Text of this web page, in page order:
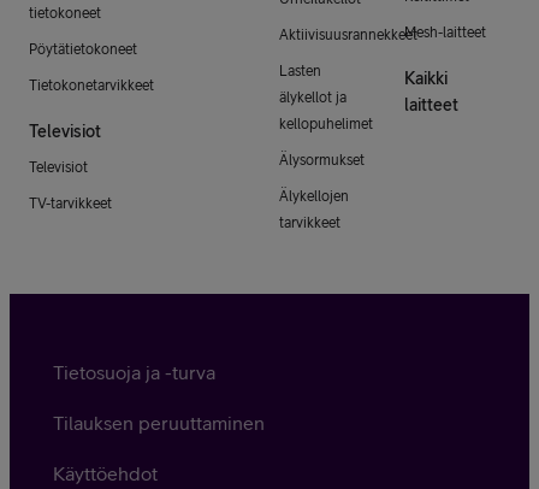
tietokoneet
Pöytätietokoneet
Tietokonetarvikkeet
Televisiot
Televisiot
TV-tarvikkeet
Aktiivisuusrannekkeet
Lasten
älykellot ja
kellopuhelimet
Älysormukset
Älykellojen
tarvikkeet
Mesh-laitteet
Kaikki
laitteet
Tietosuoja ja -turva
Tilauksen peruuttaminen
Käyttöehdot